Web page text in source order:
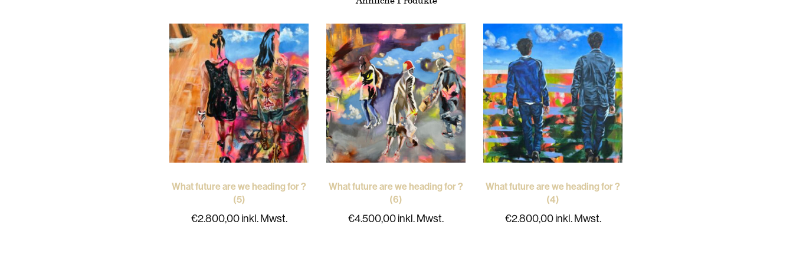
What future are we heading for ?
(5)
€2.800,00 inkl. Mwst.
What future are we heading for ?
(6)
€4.500,00 inkl. Mwst.
What future are we heading for ?
(4)
€2.800,00 inkl. Mwst.